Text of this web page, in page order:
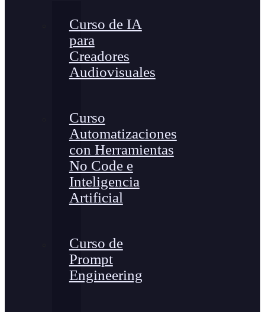
Curso de IA
para
Creadores
Audiovisuales
Curso
Automatizaciones
con Herramientas
No Code e
Inteligencia
Artificial
Curso de
Prompt
Engineering